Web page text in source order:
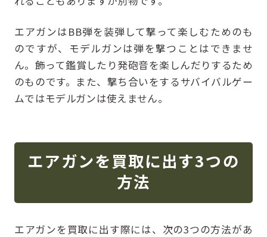
エアガンはBB弾を装弾して撃って楽しむためのも
のですが、モデルガンは弾を撃つことはできませ
ん。飾って鑑賞したり発砲音を楽しんだりするため
のものです。また、撃ち合いをするサバイバルゲー
ムではモデルガンは使えません。
エアガンを買取に出す3つの
方法
エアガンを買取に出す際には、次の3つの方法があ